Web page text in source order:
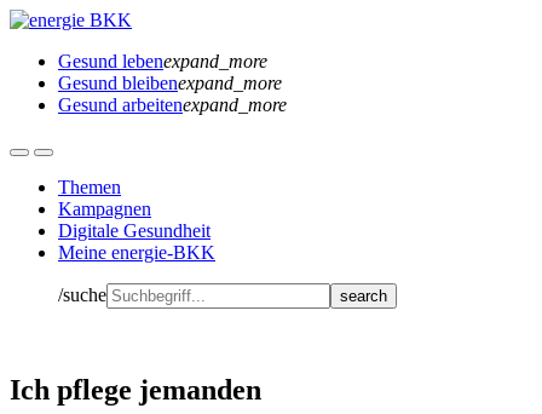
Gesund lebenexpand_more
Gesund bleibenexpand_more
Gesund arbeitenexpand_more
Themen
Kampagnen
Digitale Gesundheit
Meine energie-BKK
/suche
Ich pflege jemanden